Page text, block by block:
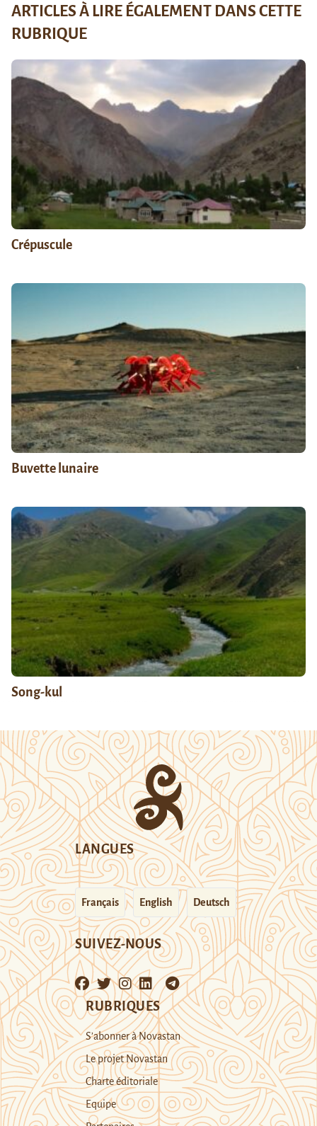
ARTICLES À LIRE ÉGALEMENT DANS CETTE
RUBRIQUE
Crépuscule
Buvette lunaire
Song-kul
LANGUES
Français English Deutsch
SUIVEZ-NOUS
RUBRIQUES
S’abonner à Novastan
Le projet Novastan
Charte éditoriale
Equipe